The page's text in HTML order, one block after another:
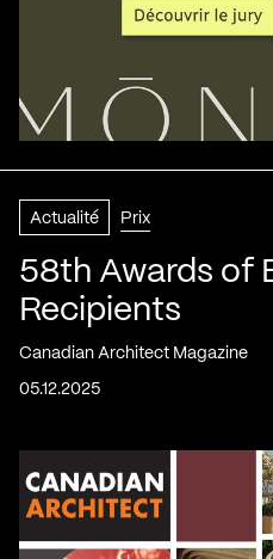
Actualité Prix
58th Awards of
Recipients
Canadian Architect Magazine
05.12.2025